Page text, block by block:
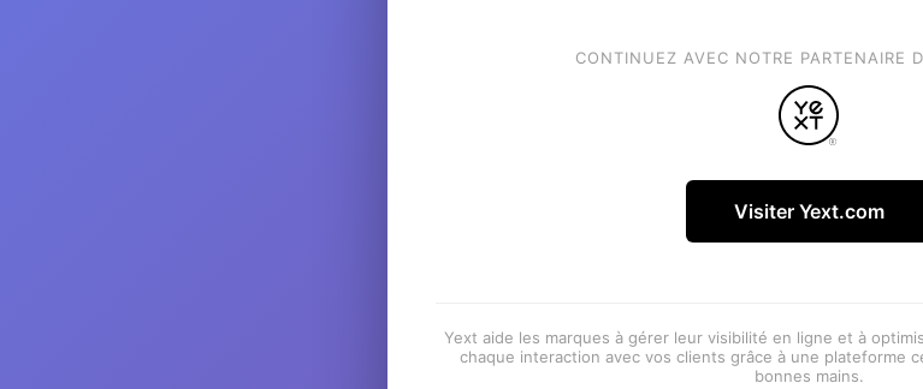
CONTINUEZ AVEC NOTRE PARTENAIRE
Visiter Yext.com
Yext aide les marques à gérer leur visibilité en ligne et à
chaque interaction avec vos clients grâce à une plateforme
bonnes mains.